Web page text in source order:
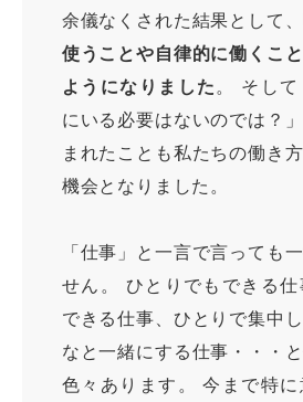
余儀なくされた結果として、
使うことや自律的に働くこ
ようになりました。 そし
にいる必要はないのでは？
まれたことも私たちの働き
機会となりました。
「仕事」と一言で言っても
せん。 ひとりでもできる
できる仕事、ひとりで集中
なと一緒にする仕事・・・
色々あります。 今まで特